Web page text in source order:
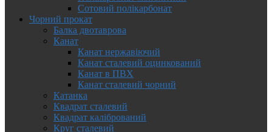
Сотовий полікарбонат
Чорний прокат
Балка двотаврова
Канат
Канат нержавіючий
Канат сталевий оцинкований
Канат в ПВХ
Канат сталевий чорний
Катанка
Квадрат сталевий
Квадрат калібрований
Круг сталевий